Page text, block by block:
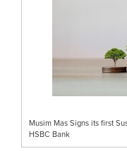
Musim Mas Signs its first
HSBC Bank